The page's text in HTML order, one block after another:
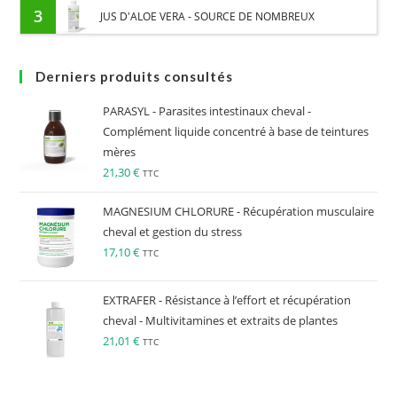
INTESTINALE ET DIGESTION
3 JUS D'ALOE VERA - SOURCE DE NOMBREUX
Derniers produits consultés
PARASYL - Parasites intestinaux cheval -
Complément liquide concentré à base de teintures
mères
21,30€ TTC
MAGNESIUM CHLORURE - Récupération musculaire
cheval et gestion du stress
17,10€ TTC
EXTRAFER - Résistance à l’effort et récupération
cheval - Multivitamines et extraits de plantes
21,01€ TTC